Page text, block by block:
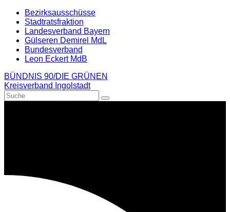
Weiter
zum
Inhalt
Bezirksausschüsse
Stadtratsfraktion
Landesverband Bayern
Gülseren Demirel MdL
Bundesverband
Leon Eckert MdB
BÜNDNIS 90/DIE GRÜNEN
Kreisverband Ingolstadt
Suche